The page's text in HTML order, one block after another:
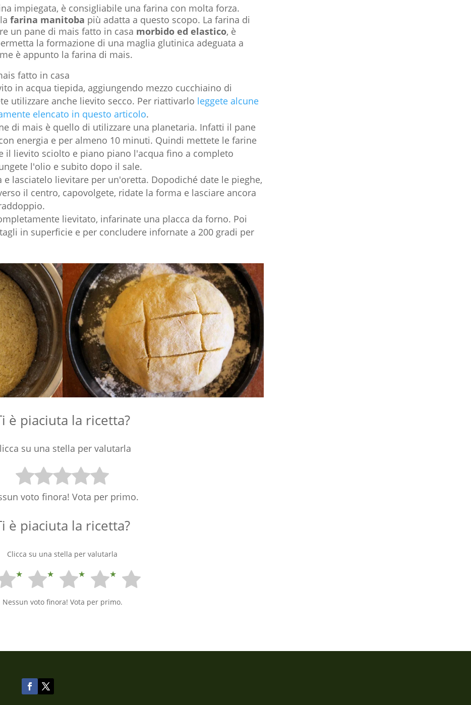
impiegata, è consigliabile una farina con molta forza.
farina manitoba più adatta a questo scopo. La farina di
un pane di mais fatto in casa morbido ed elastico, è
la formazione di una maglia glutinica adeguata a
è appunto la farina di mais.
fatto in casa
in acqua tiepida, aggiungendo mezzo cucchiaino di
utilizzare anche lievito secco. Per riattivarlo leggete alcune
elencato in questo articolo.
di mais è quello di utilizzare una planetaria. Infatti il pane
energia e per almeno 10 minuti. Quindi mettete le farine
il lievito sciolto e piano piano l'acqua fino a completo
l'olio e subito dopo il sale.
lasciatelo lievitare per un'oretta. Dopodiché date le pieghe,
il centro, capovolgete, ridate la forma e lasciare ancora
lievitato, infarinate una placca da forno. Poi
in superficie e per concludere infornate a 200 gradi per
è piaciuta la ricetta?
su una stella per valutarla
voto finora! Vota per primo.
è piaciuta la ricetta?
Clicca su una stella per valutarla
Nessun voto finora! Vota per primo.